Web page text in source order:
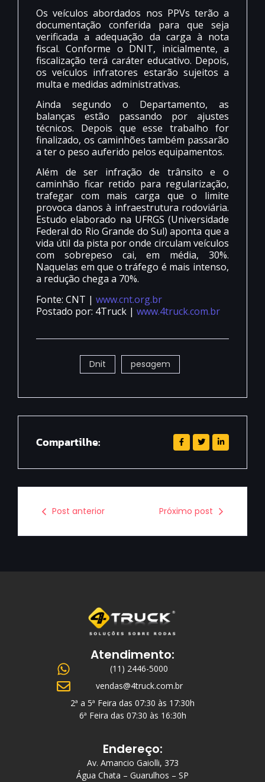
Os veículos abordados nos PPVs terão a
documentação conferida para que seja
verificada a adequação da carga à nota
fiscal. Conforme o DNIT, inicialmente, a
fiscalização terá caráter educativo. Depois,
os veículos infratores estarão sujeitos a
multa e medidas administrativas.
Ainda segundo o Departamento, as
balanças estão passando por ajustes
técnicos. Depois que esse trabalho for
finalizado, os caminhões também passarão
a ter o peso auferido pelos equipamentos.
Além de ser infração de trânsito e o
caminhão ficar retido para regularização,
trafegar com mais carga que o limite
provoca danos à infraestrutura rodoviária.
Estudo elaborado na UFRGS (Universidade
Federal do Rio Grande do Sul) aponta que a
vida útil da pista por onde circulam veículos
com sobrepeso cai, em média, 30%.
Naquelas em que o tráfego é mais intenso,
a redução chega a 70%.
Fonte: CNT | www.cnt.org.br
Postado por: 4Truck | www.4truck.com.br
Dnit pesagem
Compartilhe:
Post anterior Próximo post
Atendimento:
(11) 2446-5000
vendas@4truck.com.br
2ª a 5ª Feira das 07:30 às 17:30h
6ª Feira das 07:30 às 16:30h
Endereço:
Av. Amancio Gaiolli, 373
Água Chata – Guarulhos – SP